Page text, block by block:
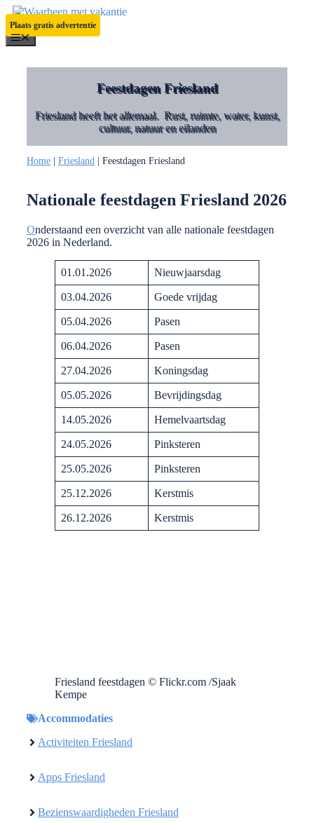
Ga
naar
de
inhoud
Plaats gratis advertentie
Menu
Feestdagen Friesland
Friesland heeft het allemaal. Rust, ruimte, water, kunst,
cultuur, natuur en eilanden
Home Friesland Feestdagen Friesland
Nationale feestdagen Friesland 2026
Onderstaand een overzicht van alle nationale feestdagen
2026 in Nederland.
01.01.2026 Nieuwjaarsdag
03.04.2026 Goede vrijdag
05.04.2026 Pasen
06.04.2026 Pasen
27.04.2026 Koningsdag
05.05.2026 Bevrijdingsdag
14.05.2026 Hemelvaartsdag
24.05.2026 Pinksteren
25.05.2026 Pinksteren
25.12.2026 Kerstmis
26.12.2026 Kerstmis
Friesland feestdagen © Flickr.com /Sjaak
Kempe
Accommodaties
Activiteiten Friesland
Apps Friesland
Bezienswaardigheden Friesland